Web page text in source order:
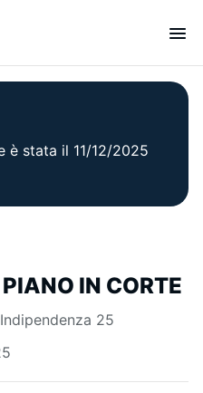
è stata il 11/12/2025
IN CORTE
25